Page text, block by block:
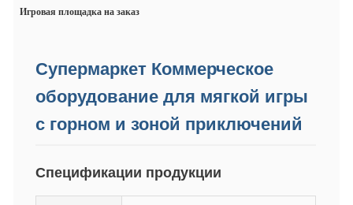
Игровая площадка на заказ
Супермаркет Коммерческое
оборудование для мягкой игры
с горном и зоной приключений
Спецификации продукции